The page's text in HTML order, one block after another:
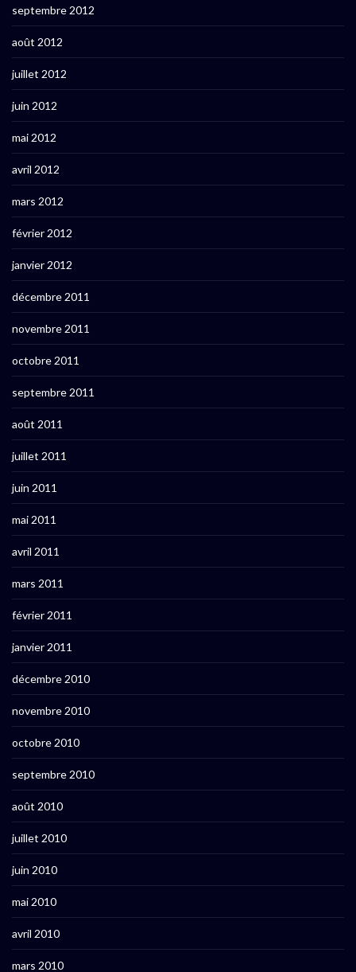
septembre 2012
août 2012
juillet 2012
juin 2012
mai 2012
avril 2012
mars 2012
février 2012
janvier 2012
décembre 2011
novembre 2011
octobre 2011
septembre 2011
août 2011
juillet 2011
juin 2011
mai 2011
avril 2011
mars 2011
février 2011
janvier 2011
décembre 2010
novembre 2010
octobre 2010
septembre 2010
août 2010
juillet 2010
juin 2010
mai 2010
avril 2010
mars 2010